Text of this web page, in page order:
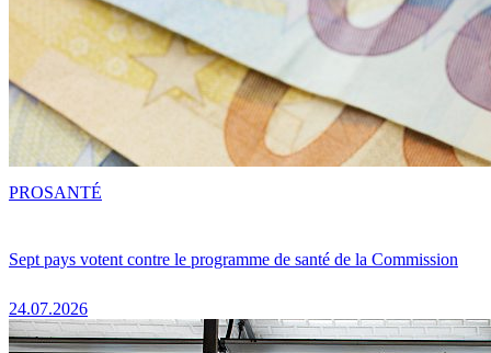
Sept pays votent contre le programme de santé de la Commission
24.07.2026
PROSANTÉ